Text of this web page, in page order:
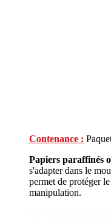
Contenance :
Papiers paraffinés
s'adapter dans le
permet de protéger
manipulation.